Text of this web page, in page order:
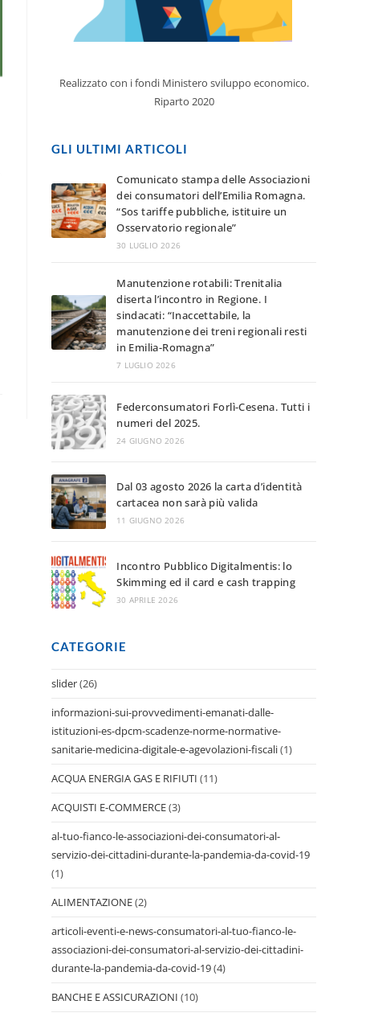
Realizzato con i fondi Ministero sviluppo economico.
Riparto 2020
GLI ULTIMI ARTICOLI
Comunicato stampa delle Associazioni
dei consumatori dell’Emilia Romagna.
“Sos tariffe pubbliche, istituire un
Osservatorio regionale”
30 LUGLIO 2026
Manutenzione rotabili: Trenitalia
diserta l’incontro in Regione. I
sindacati: “Inaccettabile, la
manutenzione dei treni regionali resti
in Emilia-Romagna”
7 LUGLIO 2026
Federconsumatori Forlì-Cesena. Tutti i
numeri del 2025.
24 GIUGNO 2026
Dal 03 agosto 2026 la carta d’identità
cartacea non sarà più valida
11 GIUGNO 2026
Incontro Pubblico Digitalmentis: lo
Skimming ed il card e cash trapping
30 APRILE 2026
CATEGORIE
slider(26)
informazioni-sui-provvedimenti-emanati-dalle-
istituzioni-es-dpcm-scadenze-norme-normative-
sanitarie-medicina-digitale-e-agevolazioni-fiscali(1)
ACQUA ENERGIA GAS E RIFIUTI (11)
ACQUISTI E-COMMERCE(3)
al-tuo-fianco-le-associazioni-dei-consumatori-al-
servizio-dei-cittadini-durante-la-pandemia-da-covid-19
(1)
ALIMENTAZIONE(2)
articoli-eventi-e-news-consumatori-al-tuo-fianco-le-
associazioni-dei-consumatori-al-servizio-dei-cittadini-
durante-la-pandemia-da-covid-19(4)
BANCHE E ASSICURAZIONI (10)